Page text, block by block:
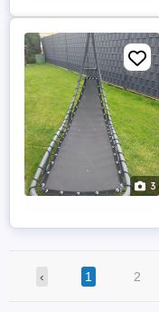
3
‹ 1 2